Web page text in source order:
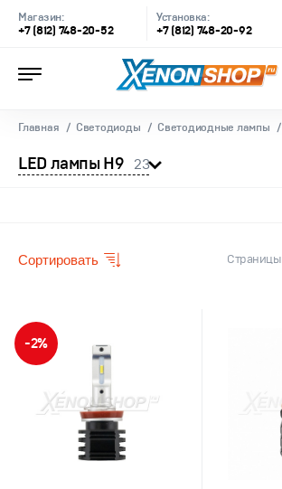
Магазин:
+7 (812) 748-20-52
Установка:
+7 (812) 748-20-92
Главная Светодиоды Светодиодные лампы
LED лампы H9 23
Сортировать Страницы
-2%